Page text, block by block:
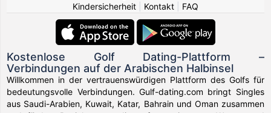
Kindersicherheit
Kontakt FAQ
Kostenlose Golf Dating-Plattform –
Verbindungen auf der Arabischen Halbinsel
Willkommen in der vertrauenswürdigen Plattform des Golfs für
bedeutungsvolle Verbindungen. Gulf-dating.com bringt Singles
aus Saudi-Arabien, Kuwait, Katar, Bahrain und Oman zusammen